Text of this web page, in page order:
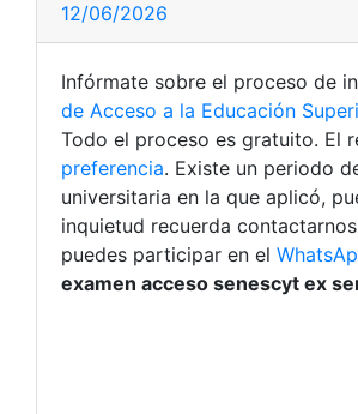
12/06/2026
Infórmate sobre el proceso de
de Acceso a la Educación
Todo el proceso es gratuito. El
preferencia. Existe un periodo
universitaria en la que aplicó,
inquietud recuerda
puedes participar en el
examen acceso senescyt ex